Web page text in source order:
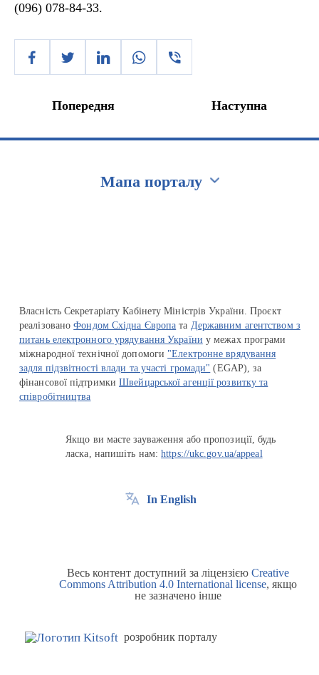
(096) 078-84-33.
Попередня Наступна
Мапа порталу
Власність Секретаріату Кабінету Міністрів України. Проєкт
реалізованоФондом Східна Європа та Державним агентством з
питань електронного урядування України у межах програми
міжнародної технічної допомоги "Електронне врядування
задля підзвітності влади та участі громади" (EGAP), за
фінансової підтримкиШвейцарської агенції розвитку та
співробітництва
Якщо ви маєте зауваження або пропозиції, будь
ласка, напишіть нам:https://ukc.gov.ua/appeal
In English
Весь контент доступний за ліцензією Creative
Commons Attribution 4.0 International license, якщо
не зазначено інше
розробник порталу